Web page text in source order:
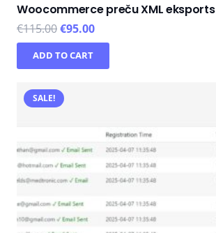
Woocommerce preču XML eksports
€115.00€95.00
ADD TO CART
SALE!